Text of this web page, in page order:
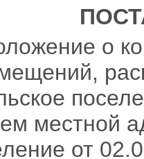
о
местной
от